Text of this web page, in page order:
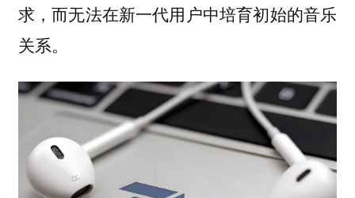
求，而无法在新一代用户中培育初始的音乐
关系。